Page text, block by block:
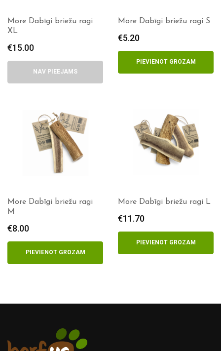
More Dabīgi briežu ragi
XL
€15.00
NAV PIEEJAMS
More Dabīgi briežu ragi S
€5.20
PIEVIENOT GROZAM
More Dabīgi briežu ragi
M
€8.00
PIEVIENOT GROZAM
More Dabīgi briežu ragi L
€11.70
PIEVIENOT GROZAM